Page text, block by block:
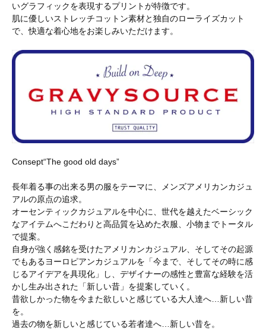
いグラフィックを表現するプリントが特徴です。
肌に優しいストレッチコットン素材と独自のローライズカット
で、快適な着心地をお楽しみいただけます。
Consept“The good old days”
長年着る事の出来る男の服をテーマに、メンズアメリカンカジュ
アルの原点の追求。
オーセンティックカジュアルを中心に、世代を越えたベーシック
なアイテムへこだわりと高品質を込めた衣服、小物までトータル
で提案。
自身が強く感銘を受けたアメリカンカジュアル、そしてその起源
でもあるヨーロピアンカジュアルを「今まで、そしてその時に感
じるアイデアを具現化」し、デザイナーの感性と豊富な経験を活
かし生み出された「新しい昔」を提案していく。
昔欲しかった物を今また欲しいと感じている大人達へ…新しい昔
を。
過去の物を新しいと感じている若者達へ…新しい昔を。